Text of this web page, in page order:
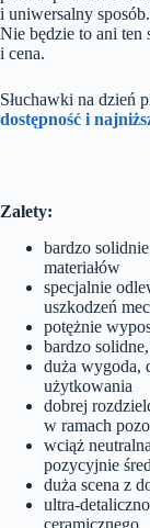
i uniwersalny
Nie będzie to ani ten
i cena.
Słuchawki na dzień
dostępność i
Zalety:
bardzo
materiałów
specjalnie
uszkodzeń
potężnie
bardzo
duża wygoda,
użytkowania
dobrej
w ramach
wciąż
pozycyjnie
duża scena z
ultra-
ceramicznego